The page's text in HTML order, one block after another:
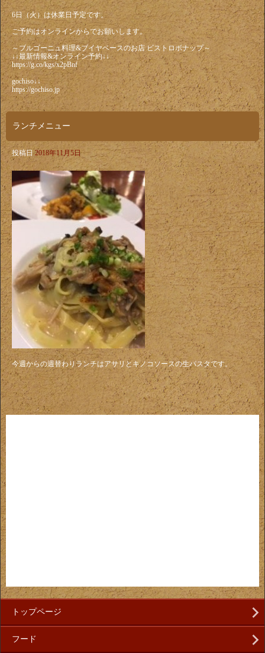
6日（火）は休業日予定です。
ご予約はオンラインからでお願いします。
～ブルゴーニュ料理&ブイヤベースのお店 ビストロボナップ～
↓↓最新情報&オンライン予約↓↓
https://g.co/kgs/x2pBnf
gochiso↓↓
https://gochiso.jp
ランチメニュー
投稿日 2018年11月5日
今週からの週替わりランチはアサリとキノコソースの生パスタです。
トップページ
フード